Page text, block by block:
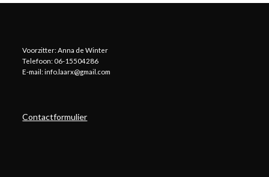
Voorzitter: Anna de Winter
Telefoon: 06-15504286
E-mail: info.laarx@gmail.com
Contactformulier